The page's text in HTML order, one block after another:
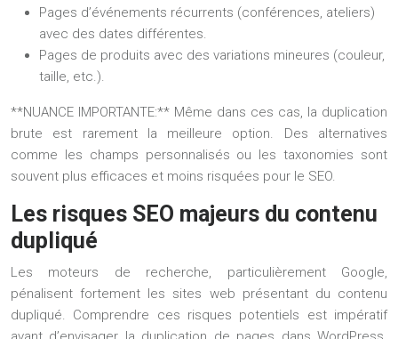
Pages d’événements récurrents (conférences, ateliers)
avec des dates différentes.
Pages de produits avec des variations mineures (couleur,
taille, etc.).
**NUANCE IMPORTANTE:** Même dans ces cas, la duplication
brute est rarement la meilleure option. Des alternatives
comme les champs personnalisés ou les taxonomies sont
souvent plus efficaces et moins risquées pour le SEO.
Les risques SEO majeurs du contenu
dupliqué
Les moteurs de recherche, particulièrement Google,
pénalisent fortement les sites web présentant du contenu
dupliqué. Comprendre ces risques potentiels est impératif